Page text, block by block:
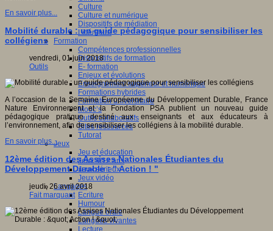
Culture
Culture et numérique
Dispositifs de médiation
Littérature
Formation
Compétences professionnelles
Dispositifs de formation
E- formation
Enjeux et évolutions
Enseignement supérieur et numérique
Formations hybrides
Formation universitaire
Mooc’s
Outils collaboratifs
Sites ressources
Tutorat
Jeux
Jeu et éducation
Jeux 4/12 ans
Jeux sérieux
Jeux vidéo
Langages
Ecriture
Humour
Langue orale
Langues vivantes
Lecture
En savoir plus...
Mobilité durable : un guide pédagogique pour sensibiliser les
collégiens
vendredi, 01 juin 2018
Outils
A l’occasion de la Semaine Européenne du Développement Durable, France
Nature Environnement et la Fondation PSA publient un nouveau guide
pédagogique pratique destiné aux enseignants et aux éducateurs à
l’environnement, afin de sensibiliser les collégiens à la mobilité durable.
En savoir plus...
12ème édition des Assises Nationales Étudiantes du
Développement Durable : " Action ! "
jeudi, 26 avril 2018
Fait marquant